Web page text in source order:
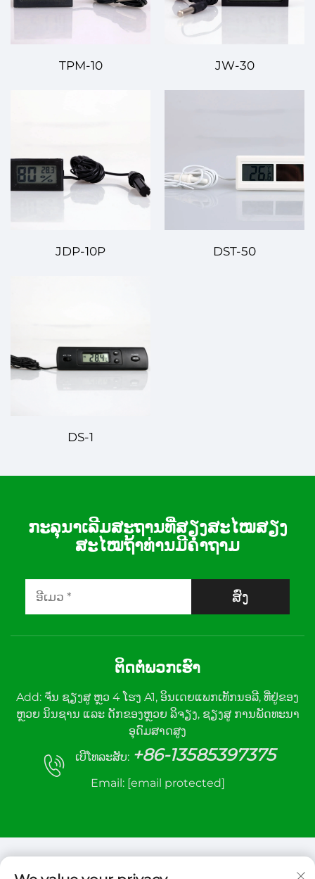
TPM-10 JW-30
JDP-10P DST-50
DS-1
ກະລຸນາເລີມສະຖານທີ່ສຽງສະໄໝສຽງ
ສະໄໝຖ້າທ່ານມີຄໍາຖາມ
ສົ່ງ
ຕິດຕໍ່ພວກເຮົາ
Add: ຈีນ ຊຽງສູ ຫຼວ 4 ໂຮງ A1, ອິນເດຍແພກເທັກນອລີ, ທີ່ຢູ່ຂອງ
ຫຼວຍ ນິນຊານ ແລະ ດັກຂອງຫຼວຍ ລິຈຽງ, ຊຽງສູ ການພັດທະນາ
ອຸດົມສາດສູງ
ເບີໂທລະສັບ: +86-13585397375
Email: [email protected]